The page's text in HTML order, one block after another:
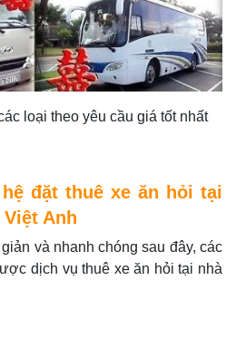
loại theo yêu cầu giá tốt nhất
đặt thuê xe ăn hỏi tại
Anh
và nhanh chóng sau đây, các
dịch vụ thuê xe ăn hỏi tại nhà